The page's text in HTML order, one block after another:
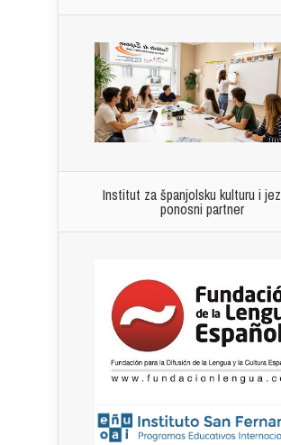
Institut za španjolsku kulturu i
ponosni partner